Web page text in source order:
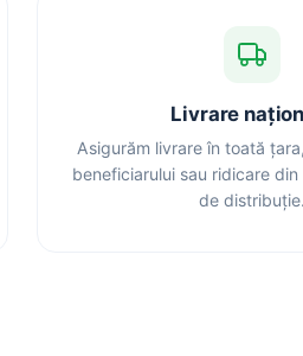
Livrare
Asigurăm livrare în toată
beneficiarului sau ridicare
de distribuție.